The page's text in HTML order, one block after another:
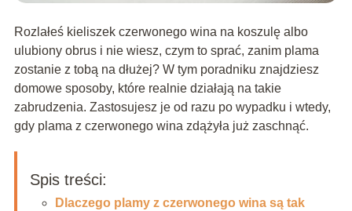
Rozlałeś kieliszek czerwonego wina na koszulę albo
ulubiony obrus i nie wiesz, czym to sprać, zanim plama
zostanie z tobą na dłużej? W tym poradniku znajdziesz
domowe sposoby, które realnie działają na takie
zabrudzenia. Zastosujesz je od razu po wypadku i wtedy,
gdy plama z czerwonego wina zdążyła już zaschnąć.
Spis treści:
Dlaczego plamy z czerwonego wina są tak